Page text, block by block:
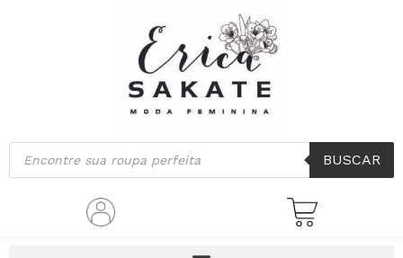
Pesquisar
produtos
BUSCAR
por
mais
recente